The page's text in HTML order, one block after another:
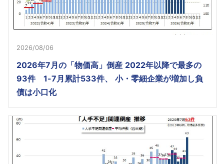
2026/08/06
2026年7月の「物価高」倒産 2022年以降で最多の
93件 1-7月累計533件、 小・零細企業が増加し負
債は小口化